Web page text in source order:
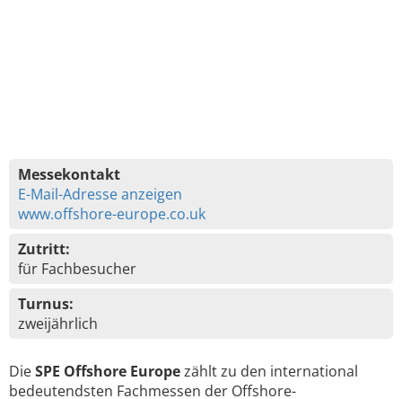
Messekontakt
E-Mail-Adresse anzeigen
www.offshore-europe.co.uk
Zutritt:
für Fachbesucher
Turnus:
zweijährlich
DieSPE Offshore Europezählt zu den international
bedeutendsten Fachmessen der Offshore-